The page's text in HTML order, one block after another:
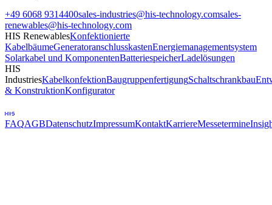
+49 6068 9314400sales-industries@his-technology.comsales-
renewables@his-technology.com
HIS RenewablesKonfektionierte
KabelbäumeGeneratoranschlusskastenEnergiemanagementsystem
Solarkabel und KomponentenBatteriespeicherLadelösungen
HIS
IndustriesKabelkonfektionBaugruppenfertigungSchaltschrankbau
& KonstruktionKonfigurator
FAQAGBDatenschutzImpressumKontaktKarriereMessetermine